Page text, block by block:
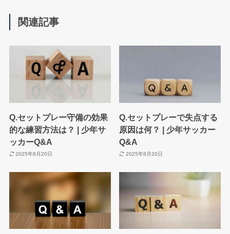
関連記事
Q.セットプレー守備の効果
的な練習方法は？ | 少年サ
ッカーQ&A
2025年8月20日
Q.セットプレーで失点する
原因は何？ | 少年サッカー
Q&A
2025年8月20日